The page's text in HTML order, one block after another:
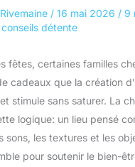
/ 16 mai 2026 / 9
détente
fêtes, certaines familles
cadeaux que la création
stimule sans saturer. La
logique: un lieu pensé
sons, les textures et les
pour soutenir le bien-